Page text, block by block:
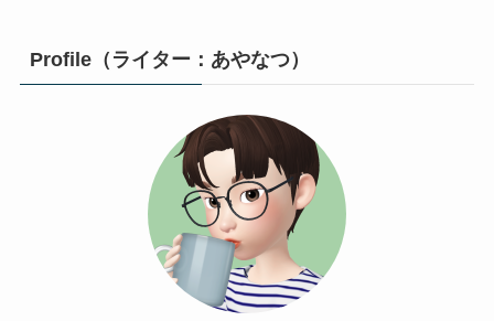
Profile（ライター：あやなつ）